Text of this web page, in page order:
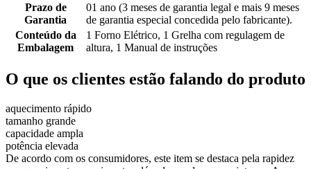
Prazo de
Garantia
01 ano (3 meses de garantia legal e mais 9 meses
de garantia especial concedida pelo fabricante).
Conteúdo da
Embalagem
1 Forno Elétrico, 1 Grelha com regulagem de
altura, 1 Manual de instruções
O que os clientes estão falando do produto
aquecimento rápido
tamanho grande
capacidade ampla
potência elevada
De acordo com os consumidores, este item se destaca pela rapidez